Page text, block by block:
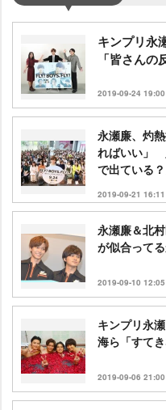
キンプリ永
「皆さんの
2019-09-24 19:00
永瀬廉、灼
ればいい」
で出ている？
2019-09-21 16:11
永瀬廉＆北
が似合って
2019-09-10 12:05
キンプリ永
海ら「すて
2019-09-06 21:00